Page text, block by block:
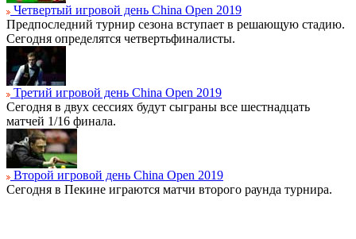
Четвертый игровой день China Open 2019
Предпоследний турнир сезона вступает в решающую стадию.
Сегодня определятся четвертьфиналисты.
Третий игровой день China Open 2019
Сегодня в двух сессиях будут сыграны все шестнадцать
матчей 1/16 финала.
Второй игровой день China Open 2019
Сегодня в Пекине играются матчи второго раунда турнира.